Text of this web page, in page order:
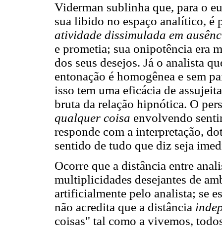
Viderman sublinha que, para o
sua libido no espaço analítico, é
atividade dissimulada em
e prometia; sua onipotência era
dos seus desejos. Já o analista
entonação é homogênea e sem
isso tem uma eficácia de
bruta da relação hipnótica. O
qualquer coisa envolvendo
responde com a interpretação,
sentido de tudo que diz seja
Ocorre que a distância entre
multiplicidades desejantes de
artificialmente pelo analista; se
não acredita que a distância
coisas" tal como a vivemos,